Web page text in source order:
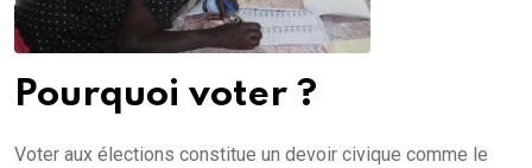
Pourquoi voter ?
Voter aux élections constitue un devoir civique comme le